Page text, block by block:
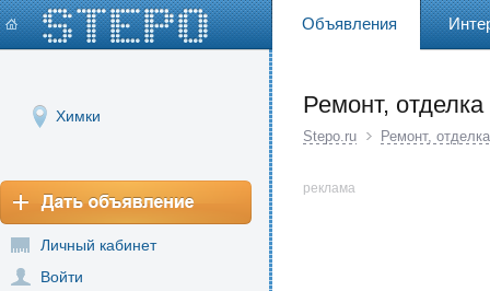
Объявления
Химки
Личный кабинет
Войти
Ремонт, отделка
Stepo.ru Ремонт, отделка
реклама